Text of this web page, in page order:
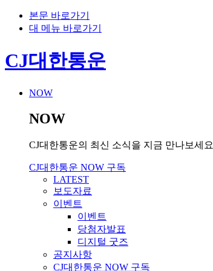
본문 바로가기
대 메뉴 바로가기
CJ대한통운
NOW
NOW
CJ대한통운의 최신 소식을 지금 만나보세요
CJ대한통운 NOW 구독
LATEST
보도자료
이벤트
이벤트
당첨자발표
디지털 굿즈
공지사항
CJ대한통운 NOW 구독